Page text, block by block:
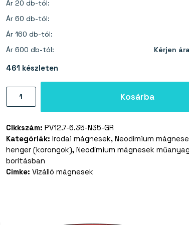
Ár 20 db-tól:
Ár 60 db-tól:
Ár 160 db-tól:
Ár 600 db-tól:
Kérjen
461 készleten
Neodímium
mágnes,
12,7×6,4
mm
–
N35
műanyagban,
Kosárba
Cikkszám: PV12.7-6.35-N35-GR
Kategóriák: Irodai mágnesek, Neodímium
henger (korongok), Neodímium mágnesek műanyag
borításban
Címke: Vízálló mágnesek